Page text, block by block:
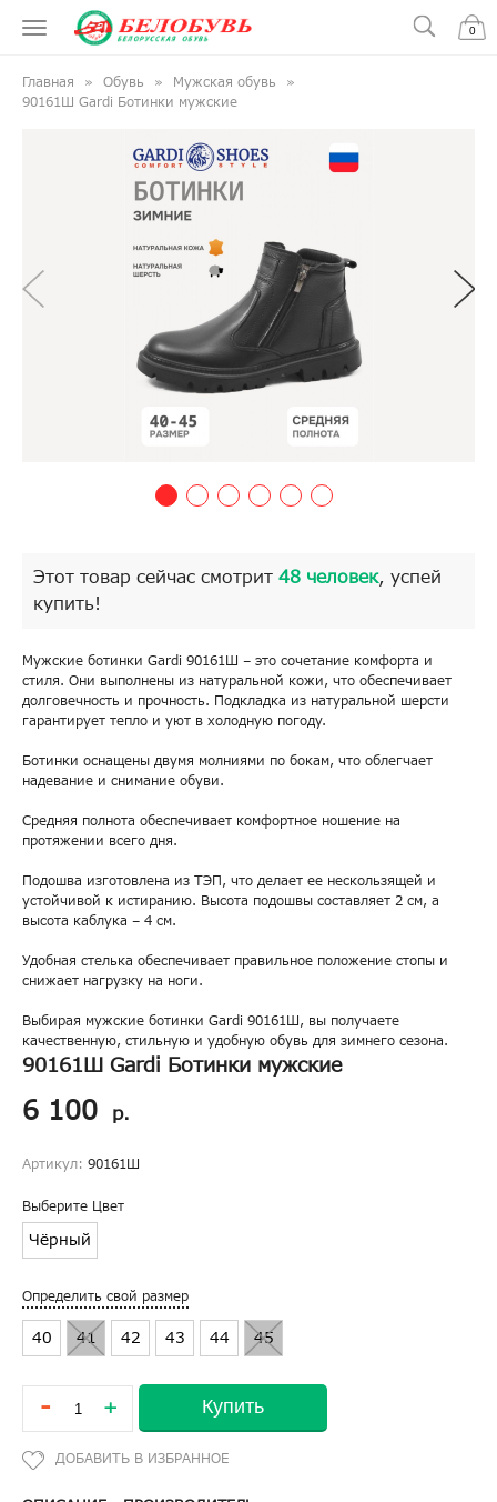
0
Главная Обувь
Мужская обувь
90161Ш Gardi Ботинки мужские
Этот товар сейчас смотрит 48 человек, успей
купить!
Мужские ботинки Gardi 90161Ш – это сочетание комфорта и
стиля. Они выполнены из натуральной кожи, что обеспечивает
долговечность и прочность. Подкладка из натуральной шерсти
гарантирует тепло и уют в холодную погоду.
Ботинки оснащены двумя молниями по бокам, что облегчает
надевание и снимание обуви.
Средняя полнота обеспечивает комфортное ношение на
протяжении всего дня.
Подошва изготовлена из ТЭП, что делает ее нескользящей и
устойчивой к истиранию. Высота подошвы составляет 2 см, а
высота каблука – 4 см.
Удобная стелька обеспечивает правильное положение стопы и
снижает нагрузку на ноги.
Выбирая мужские ботинки Gardi 90161Ш, вы получаете
качественную, стильную и удобную обувь для зимнего сезона.
90161Ш Gardi Ботинки мужские
6 100 р.
Артикул: 90161Ш
Выберите Цвет
Чёрный
Определить свой размер
40 41 42 43 44 45
- + Купить